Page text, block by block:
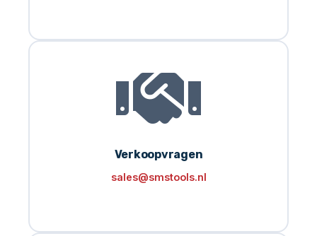
Verkoopvragen
sales@smstools.nl